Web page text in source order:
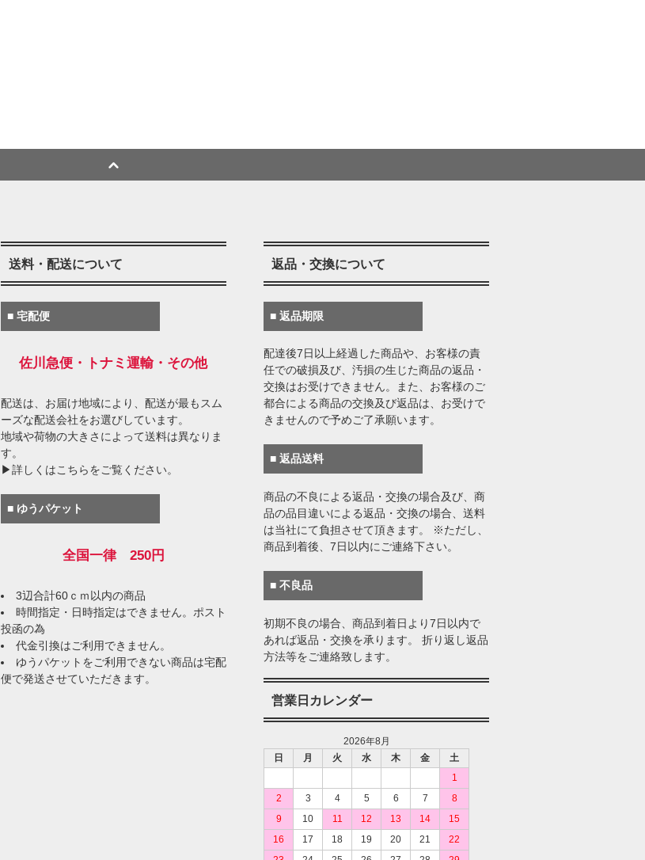
送料・配送について
■ 宅配便
佐川急便・トナミ運輸・その他
配送は、お届け地域により、配送が最もスム
ーズな配送会社をお選びしています。
地域や荷物の大きさによって送料は異なりま
す。
▶詳しくはこちらをご覧ください。
■ ゆうパケット
全国一律 250円
3辺合計60ｃｍ以内の商品
時間指定・日時指定はできません。ポスト
投函の為
代金引換はご利用できません。
ゆうパケットをご利用できない商品は宅配
便で発送させていただきます。
返品・交換について
■ 返品期限
配達後7日以上経過した商品や、お客様の責
任での破損及び、汚損の生じた商品の返品・
交換はお受けできません。また、お客様のご
都合による商品の交換及び返品は、お受けで
きませんので予めご了承願います。
■ 返品送料
商品の不良による返品・交換の場合及び、商
品の品目違いによる返品・交換の場合、送料
は当社にて負担させて頂きます。 ※ただし、
商品到着後、7日以内にご連絡下さい。
■ 不良品
初期不良の場合、商品到着日より7日以内で
あれば返品・交換を承ります。 折り返し返品
方法等をご連絡致します。
営業日カレンダー
2026年8月
日
月 火 水 木 金
土
1
2
3 4 5 6 7
8
9
10 11 12 13 14
15
16
17 18 19 20 21
22